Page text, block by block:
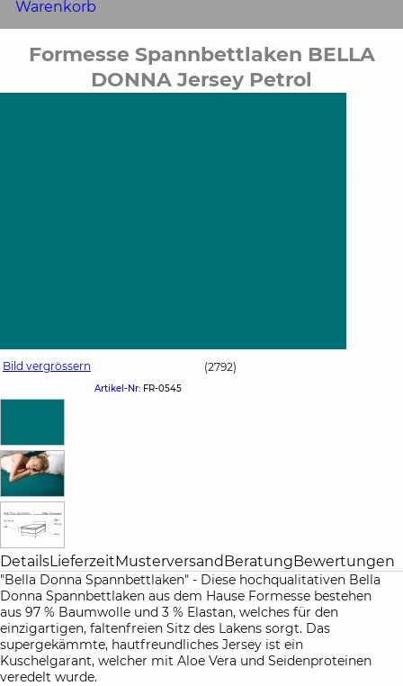
Formesse Spannbettlaken BELLA
DONNA Jersey Petrol
Bild vergrössern (2792)
Artikel-Nr: FR-0545
DetailsLieferzeitMusterversandBeratungBewertungen
"Bella Donna Spannbettlaken" - Diese hochqualitativen Bella
Donna Spannbettlaken aus dem Hause Formesse bestehen
aus 97 % Baumwolle und 3 % Elastan, welches für den
einzigartigen, faltenfreien Sitz des Lakens sorgt. Das
supergekämmte, hautfreundliches Jersey ist ein
Kuschelgarant, welcher mit Aloe Vera und Seidenproteinen
veredelt wurde.